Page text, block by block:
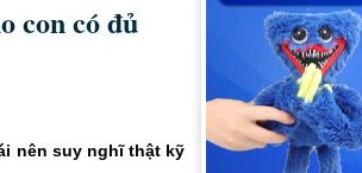
con có đủ
nên suy nghĩ thật kỹ